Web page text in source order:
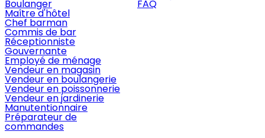
Boulanger
Maître d'hôtel
Chef barman
Commis de bar
Réceptionniste
Gouvernante
Employé de ménage
Vendeur en magasin
Vendeur en boulangerie
Vendeur en poissonnerie
Vendeur en jardinerie
Manutentionnaire
Préparateur de
commandes
FAQ